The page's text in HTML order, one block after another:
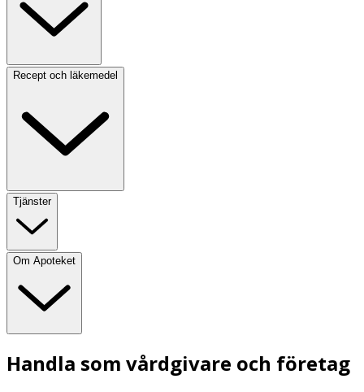
Recept och läkemedel
Tjänster
Om Apoteket
Handla som vårdgivare och företag